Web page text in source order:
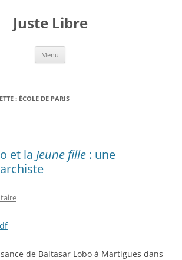
Juste Libre
Menu
: ÉCOLE DE PARIS
et la Jeune fille : une
de Baltasar Lobo à Martigues dans